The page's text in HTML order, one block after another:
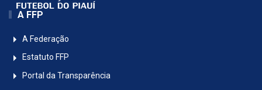
A FFP
A Federação
Estatuto FFP
Portal da Transparência